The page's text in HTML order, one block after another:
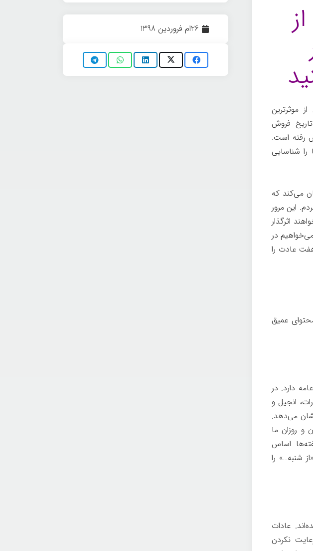
موثرترین
فروش
(۱۹۸۹ میلادی) به فروش رفته است.
شناسایی
می‌کند که
این مرور
اثرگذار
در
عادت را
عمیق
دارد. در
انجیل و
می‌دهد.
و روزان ما
اساس
شنبه…» را
عادات
نکردن
26ام فروردین 1398